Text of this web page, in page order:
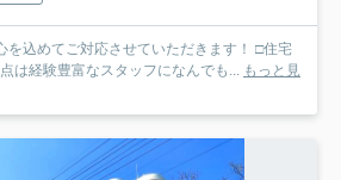
を込めてご対応させていただきます！ □住宅
は経験豊富なスタッフになんでも... もっと見